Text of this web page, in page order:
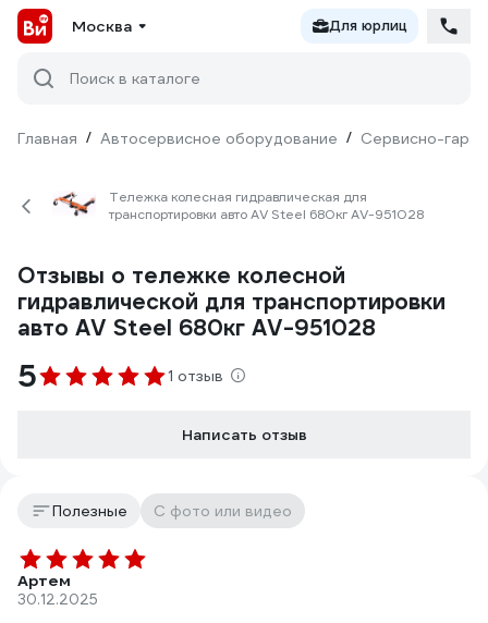
Москва Для юрлиц
Поиск в каталоге
Главная / Автосервисное оборудование / Сервисно-
Тележка колесная гидравлическая для
транспортировки авто AV Steel 680кг AV-951028
Отзывы о тележке колесной
гидравлической для транспортировки
авто AV Steel 680кг AV-951028
5 1 отзыв
Написать отзыв
Полезные С фото или видео
Артем
30.12.2025